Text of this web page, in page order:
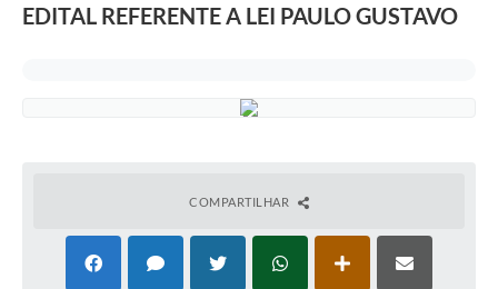
EDITAL REFERENTE A LEI PAULO GUSTAVO
COMPARTILHAR